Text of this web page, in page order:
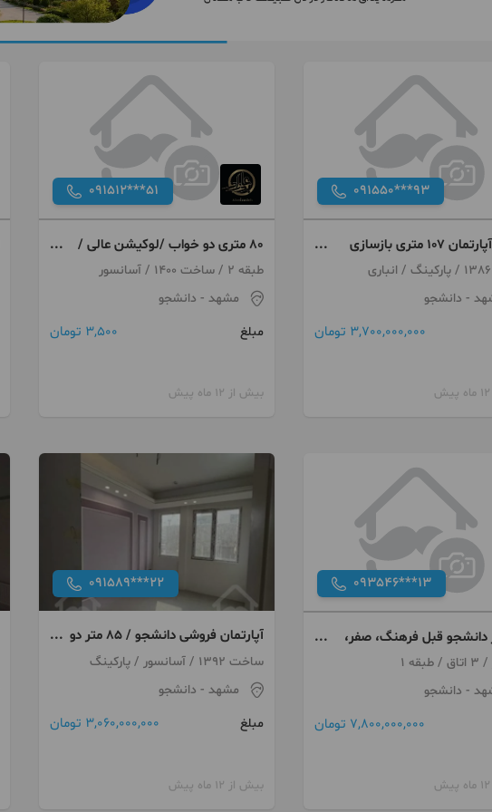
091550***93
فروش آپارتمان ۱۰۷ متری بازسازی
- دانشجو
3,700,000,000 تومان
091512***51
۸۰ متری دو خواب /لوکیشن عالی /
قسط
طبقه 2 / ساخت 1400 / آسانسور
مشهد- دانشجو
مبلغ
3,500 تومان
بیش از 12 ماه پیش
093546***13
متر دانشجو قبل فرهنگ، صفر،
- دانشجو
7,800,000,000 تومان
091589***22
آپارتمان فروشی دانشجو / ۸۵ متر دو
خوابه پارکینگ
ساخت 1392 / آسانسور / پارکینگ
مشهد- دانشجو
مبلغ
3,060,000,000 تومان
بیش از 12 ماه پیش